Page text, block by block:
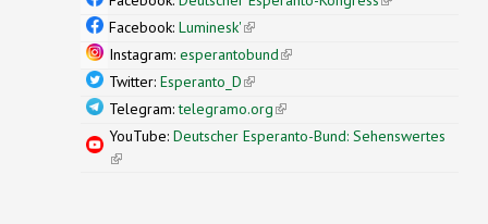
Facebook: Luminesk'(link is external)
Instagram: esperantobund(link is external)
Twitter: Esperanto_D(link is external)
Telegram:telegramo.org(link is external)
YouTube: Deutscher Esperanto-Bund: Sehenswertes
(link is external)